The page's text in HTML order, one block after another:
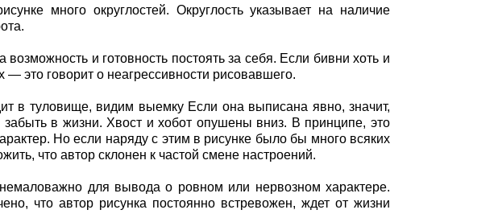
много округлостей. Округлость указывает на наличие
и готовность постоять за себя. Если бивни хоть и
это говорит о неагрессивности рисовавшего.
в туловище, видим выемку Если она выписана явно, значит,
в жизни. Хвост и хобот опушены вниз. В принципе, это
Но если наряду с этим в рисунке было бы много всяких
что автор склонен к частой смене настроений.
для вывода о ровном или нервозном характере.
что автор рисунка постоянно встревожен, ждет от жизни